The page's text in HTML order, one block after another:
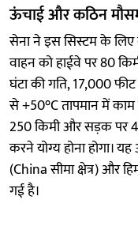
ऊंचाई और कठिन
सेना ने इस सिस्टम के
वाहन को हाईवे पर 80
घंटा की गति, 17,000
से +50°C तापमान में
250 किमी और सड़क पर
करने योग्य होना होगा।
(China सीमा क्षेत्र) और
गई है।